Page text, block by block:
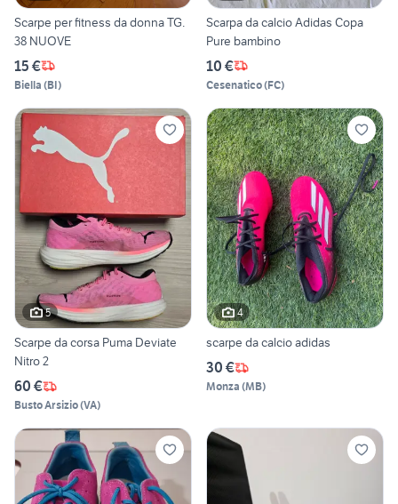
Scarpe per fitness da donna TG.
38 NUOVE
15 €
Biella (BI)
Scarpa da calcio Adidas Copa
Pure bambino
10 €
Cesenatico(FC)
5
Scarpe da corsa Puma Deviate
Nitro 2
60 €
Busto Arsizio(VA)
4
scarpe da calcio adidas
30 €
Monza (MB)